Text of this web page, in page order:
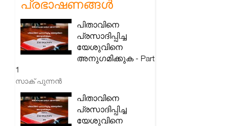
പ്രഭാഷണങ്ങൾ
പിതാവിനെ
പ്രസാദിപ്പിച്ച
യേശുവിനെ
അനുഗമിക്കുക - Part
1
സാക് പുന്നൻ
പിതാവിനെ
പ്രസാദിപ്പിച്ച
യേശുവിനെ